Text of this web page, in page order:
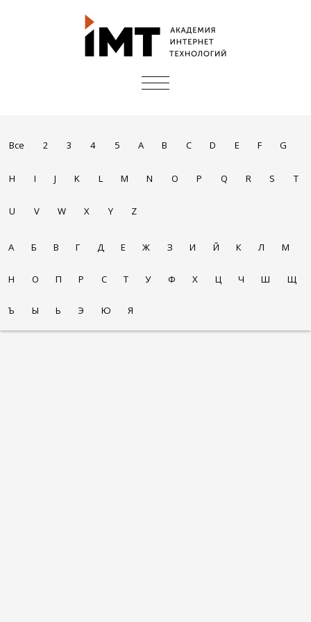
ПОКАЗАТЬ/
Все 2 3 4 5 A B C D E F G
H I J K L M N O P Q R S T
U V W X Y Z
А Б В Г Д Е Ж З И Й К Л М
Н О П Р С Т У Ф Х Ц Ч Ш Щ
Ъ Ы Ь Э Ю Я